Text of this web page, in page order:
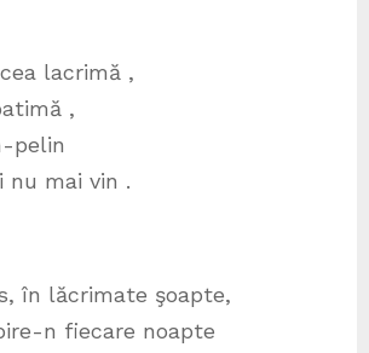
lacrimă ,
,
pelin
nu mai vin .
în lăcrimate şoapte,
n fiecare noapte